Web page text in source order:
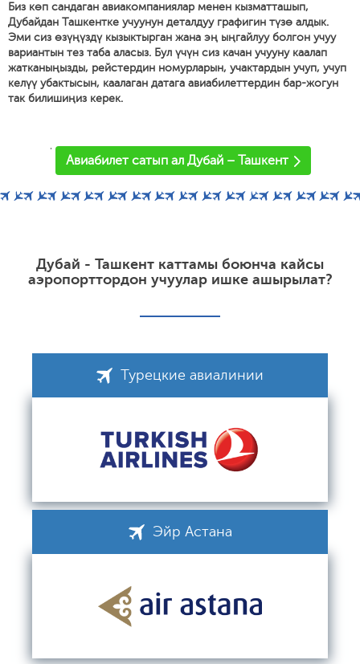
Биз көп сандаган авиакомпаниялар менен кызматташып,
Дубайдан Ташкентке учуунун деталдуу графигин түзө алдык.
Эми сиз өзүңүздү кызыктырган жана эң ыңгайлуу болгон учуу
вариантын тез таба аласыз. Бул үчүн сиз качан учууну каалап
жатканыңызды, рейстердин номурларын, учактардын учуп, учуп
келүү убактысын, каалаган датага авиабилеттердин бар-жогун
так билишиңиз керек.
'
Авиабилет сатып ал Дубай – Ташкент
Дубай - Ташкент каттамы боюнча кайсы
аэропорттордон учуулар ишке ашырылат?
Турецкие авиалинии
Эйр Астана